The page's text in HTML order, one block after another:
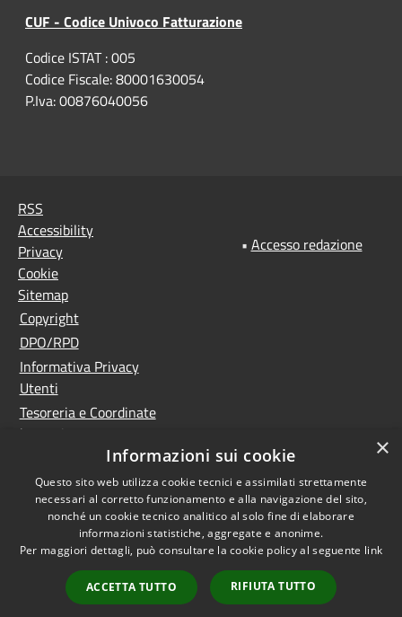
CUF - Codice Univoco Fatturazione
Codice ISTAT : 005
Codice Fiscale: 80001630054
P.Iva: 00876040056
RSS
Accessibility
Privacy
Cookie
Sitemap
Copyright
DPO/RPD
Informativa Privacy
Utenti
Tesoreria e Coordinate
bancarie
Controlla la tua posta
PNRR (Piano Nazionale
di Ripresa e Resilienza)
Meccanismo di feedback
Whistleblowing
Dichiarazione di
accessibilità
• Accesso redazione
×
Informazioni sui cookie
Questo sito web utilizza cookie tecnici e assimilati strettamente
necessari al corretto funzionamento e alla navigazione del sito,
nonché un cookie tecnico analitico al solo fine di elaborare
informazioni statistiche, aggregate e anonime.
Per maggiori dettagli, può consultare la cookie policy al seguente link
ACCETTA TUTTO RIFIUTA TUTTO